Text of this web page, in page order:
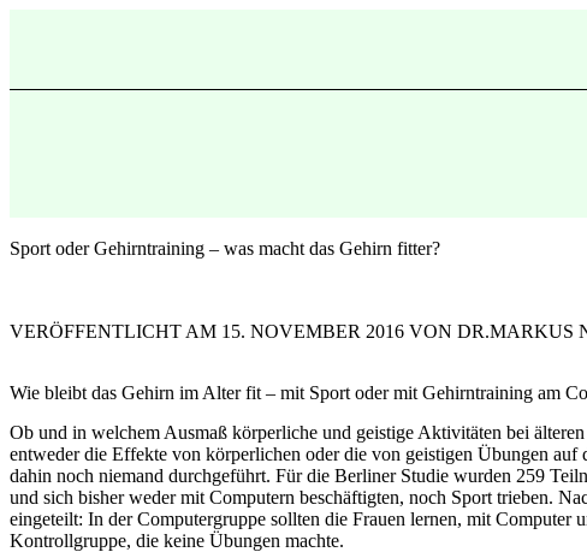
Sport oder Gehirntraining – was macht das Gehirn fitter?
VERÖFFENTLICHT AM 15. NOVEMBER 2016 VON DR.MARKUS
Wie bleibt das Gehirn im Alter fit – mit Sport oder mit Gehirntraining am
Ob und in welchem Ausmaß körperliche und geistige Aktivitäten bei
entweder die Effekte von körperlichen oder die von geistigen Übungen
dahin noch niemand durchgeführt. Für die Berliner Studie wurden 259
und sich bisher weder mit Computern beschäftigten, noch Sport trieben.
eingeteilt: In der Computergruppe sollten die Frauen lernen, mit
Kontrollgruppe, die keine Übungen machte.